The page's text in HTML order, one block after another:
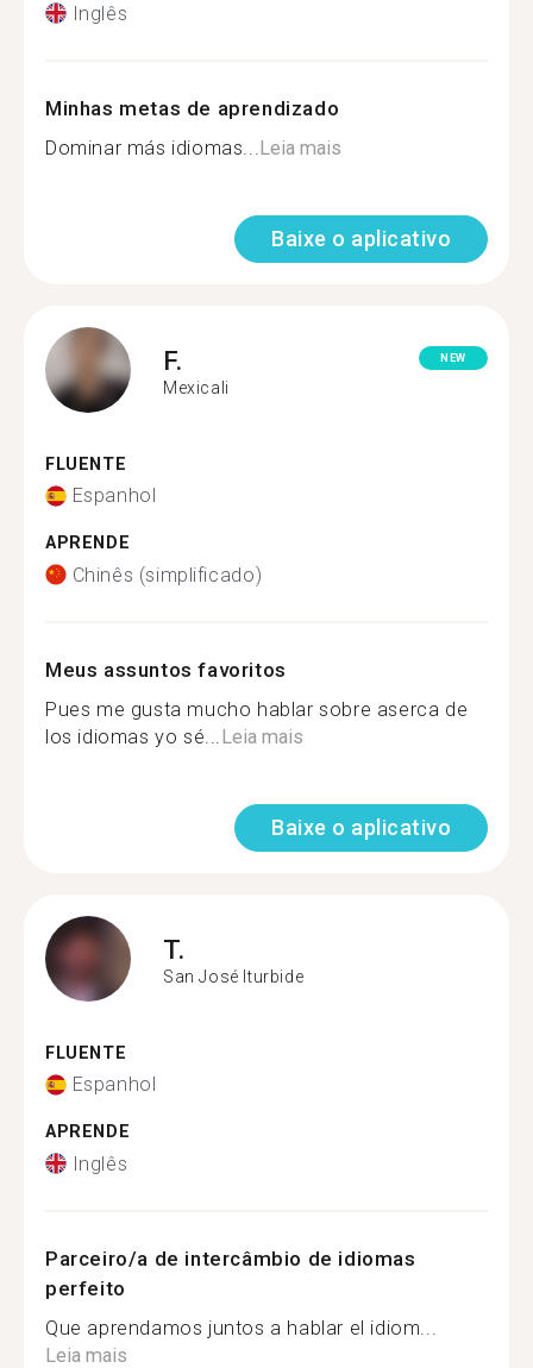
Inglês
Minhas metas de aprendizado
Dominar más idiomas... Leia mais
Baixe o aplicativo
F.
Mexicali
NEW
FLUENTE
Espanhol
APRENDE
Chinês (simplificado)
Meus assuntos favoritos
Pues me gusta mucho hablar sobre aserca de
los idiomas yo sé... Leia mais
Baixe o aplicativo
T.
San José Iturbide
FLUENTE
Espanhol
APRENDE
Inglês
Parceiro/a de intercâmbio de idiomas
perfeito
Que aprendamos juntos a hablar el idiom...
Leia mais